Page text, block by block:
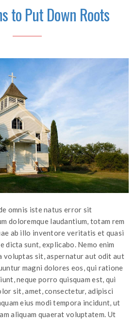
to Put Down Roots
omnis iste natus error sit
doloremque laudantium, totam rem
ab illo inventore veritatis et quasi
dicta sunt, explicabo. Nemo enim
voluptas sit, aspernatur aut odit aut
magni dolores eos, qui ratione
neque porro quisquam est, qui
sit, amet, consectetur, adipisci
eius modi tempora incidunt, ut
aliquam quaerat voluptatem. Ut